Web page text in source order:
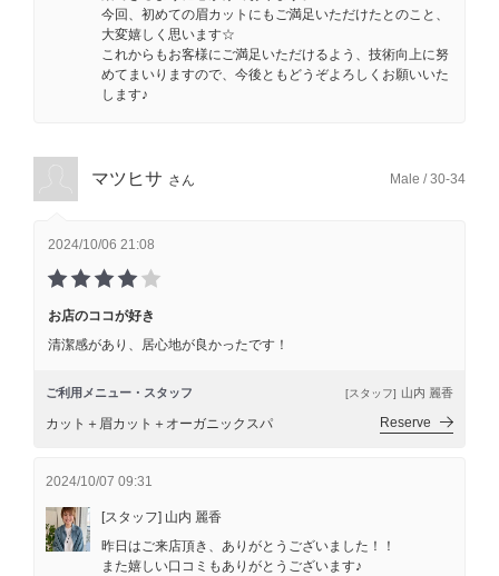
今回、初めての眉カットにもご満足いただけたとのこと、
大変嬉しく思います☆
これからもお客様にご満足いただけるよう、技術向上に努
めてまいりますので、今後ともどうぞよろしくお願いいた
します♪
マツヒサ さん Male / 30-34
2024/10/06 21:08
お店のココが好き
清潔感があり、居心地が良かったです！
ご利用メニュー・スタッフ [スタッフ] 山内 麗香
カット＋眉カット＋オーガニックスパ Reserve
2024/10/07 09:31
[スタッフ] 山内 麗香
昨日はご来店頂き、ありがとうございました！！
また嬉しい口コミもありがとうございます♪